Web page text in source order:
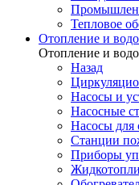
Тепловое
Отопление и
Отопление и
Назад
Насосы и
Насосные
Насосы для
Станции
Приборы